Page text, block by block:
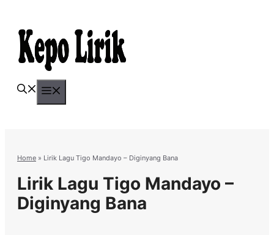
content
Home » Lirik Lagu Tigo Mandayo – Diginyang Bana
Lirik Lagu Tigo Mandayo –
Diginyang Bana